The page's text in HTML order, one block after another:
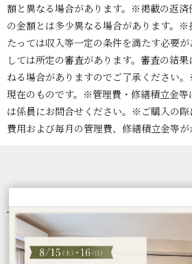
額と異なる場合があります。※掲載の返済
の金額とは多少異なる場合があります。※
たっては収入等一定の条件を満たす必要
しては所定の審査があります。審査の結
ねる場合がありますのでご了承ください
現在のものです。※管理費・修繕積立金
は係員にお問合せください。※ご購入の
費用および毎月の管理費、修繕積立金等
パティオ
ご契約者様の声